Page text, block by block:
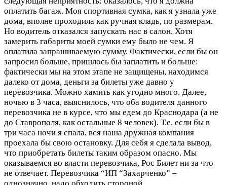
оплатить багаж. Моя спортивная сумка, как я узнала уже
дома, вполне проходила как ручная кладь, по размерам.
Но водитель отказался запускать нас в салон. Хотя
замерить габариты моей сумки ему было не чем. Я
оплатила запрашиваемую сумму. Фактически, если бы он
запросил больше, пришлось бы заплатить и больше:
фактически мы на этом этапе не защищены, находимся
далеко от дома, деньги за билеты уже давно у
перевозчика. Можно хамить как угодно много. Далее,
ночью в 3 часа, выяснилось, что оба водителя данного
перевозчика не в курсе, что мы едем до Краснодара (а не
до Ставрополя, как остальные 8 человек). Т.е. если бы в
три часа ночи я спала, вся наша дружная компания
проехала бы свою остановку. Для себя я сделала вывод,
что приобретать билеты таким образом опасно. Мы
оказываемся во власти перевозчика, Рос Билет ни за что
не отвечает. Перевозчика “ИП “Захарченко” –